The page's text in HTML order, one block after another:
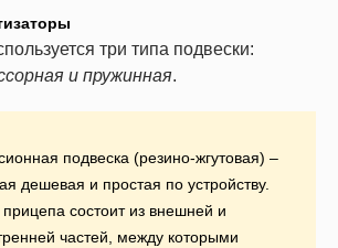
три типа подвески:
и пружинная.
подвеска (резино-жгутовая) –
дешевая и простая по устройству.
состоит из внешней и
частей, между которыми